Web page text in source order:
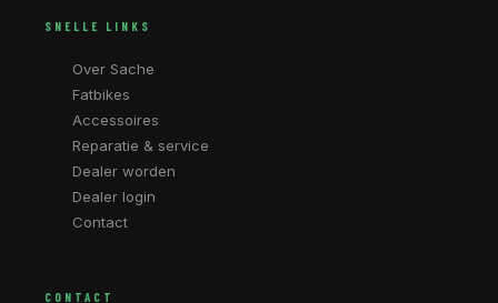
SNELLE LINKS
Over Sache
Fatbikes
Accessoires
Reparatie & service
Dealer worden
Dealer login
Contact
CONTACT